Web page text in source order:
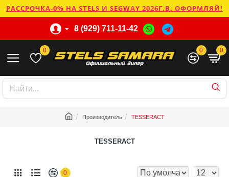
РАССРОЧКА-0% НА STELS И SEGWAY 2026Г.В. ОФОРМЛЯЙ!
8 (929) 711-11-42
0 0 0
Производитель TESSERACT
TESSERACT
0